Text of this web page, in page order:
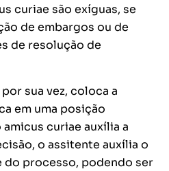
curiae são exíguas, se
de embargos ou de
de resolução de
sua vez, coloca a
em uma posição
curiae auxília a
o assitente auxília o
do processo, podendo ser